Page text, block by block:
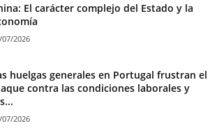
El carácter complejo del Estado y la
07/2026
huelgas generales en Portugal frustran el
contra las condiciones laborales y
07/2026